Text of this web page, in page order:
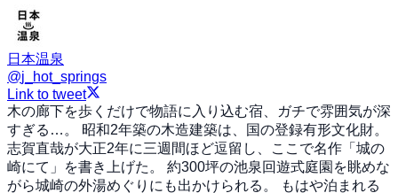
日本温泉
@j_hot_springs
Link to tweet
木の廊下を歩くだけで物語に入り込む宿、ガチで雰囲気が深
すぎる…。 昭和2年築の木造建築は、国の登録有形文化財。
志賀直哉が大正2年に三週間ほど逗留し、ここで名作「城の
崎にて」を書き上げた。 約300坪の池泉回遊式庭園を眺めな
がら城崎の外湯めぐりにも出かけられる。 もはや泊まれる